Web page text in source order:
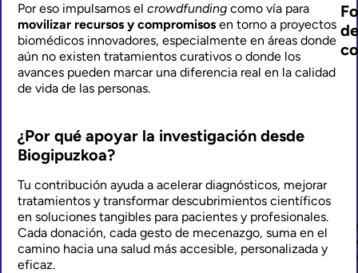
Por eso impulsamos el crowdfunding como vía para
movilizar recursos y compromisos en torno a proyectos
biomédicos innovadores, especialmente en áreas donde
aún no existen tratamientos curativos o donde los
avances pueden marcar una diferencia real en la calidad
de vida de las personas.
¿Por qué apoyar la investigación desde
Biogipuzkoa?
Tu contribución ayuda a acelerar diagnósticos, mejorar
tratamientos y transformar descubrimientos científicos
en soluciones tangibles para pacientes y profesionales.
Cada donación, cada gesto de mecenazgo, suma en el
camino hacia una salud más accesible, personalizada y
eficaz.
de